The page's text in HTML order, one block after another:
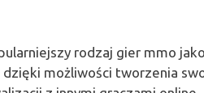
rodzaj gier mmo
możliwości tworzenia